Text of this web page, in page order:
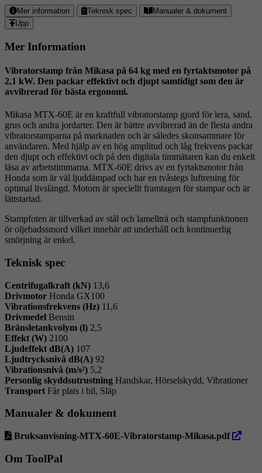
Relaterade
Produkter
Mer information Teknisk spec
Manualer & dokument
Upp
Mer Information
Vibratorstamp från Mikasa på 64 kg med en fyrtaktsmotor på
2,1 kW. Den packar effektivt och djupt samtidigt som den är
avvibrerad för bästa ergonomi.
Mikasa MTX-60E är en kraftfull vibratorstamp gjord för lera, sand,
grus och andra jordarter. Den är bättre avvibrerad än de flesta andra
vibratorstamparna på marknaden och är således skonsammare för
användaren. Med hjälp av en hög amplitud och låg frekvens packar
den djupt och effektivt och på den digitala timmätaren kan du enkelt
läsa av arbetstimmarna. MTX-60E drivs av en fyrtaktsmotor från
Honda som är väl ljuddämpad och har en tvåstegs luftrening för
optimal livslängd. Motorn är speciellt framtagen för stampar och är
lättstartad.
Stampfoten är tillverkad av stål och lamellträ och stampfunktionen
ör oljebadssmord vilket innebär att underhåll och kontinuerlig
smörjning är enkel.
Teknisk spec
Centrifugalkraft (kN) 13,6
Drivmotor Honda GX100
Vibrationsfrekvens (Hz) 11,6
Drivmedel Bensin
Bränsletankvolym (l) 2,5
Effekt (W) 2100
Ljudeffekt dB(A) 107
Ljudtrycksnivå dB(A) 92
Vibrationsnivå (m/s²) 5,2
Personlig skyddsutrustning Handskar, Hörselskydd, Vibrationer
Transport Får plats i bil, Släp
Manualer & dokument
Bruksanvisning-MTX-60E-Vibratorstamp-Mikasa.pdf öppna
Om ToolPal